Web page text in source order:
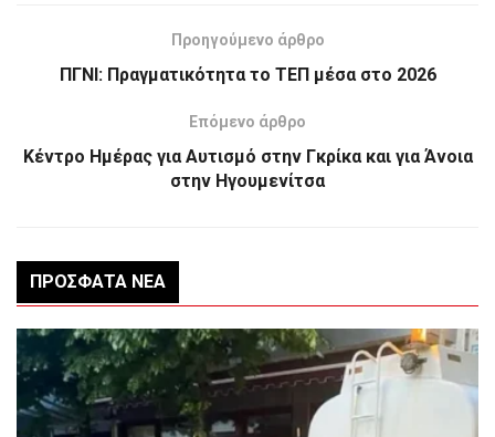
Προηγούμενο άρθρο
ΠΓΝΙ: Πραγματικότητα το ΤΕΠ μέσα στο 2026
Επόμενο άρθρο
Κέντρο Ημέρας για Αυτισμό στην Γκρίκα και για Άνοια
στην Ηγουμενίτσα
ΠΡΌΣΦΑΤΑ ΝΈΑ